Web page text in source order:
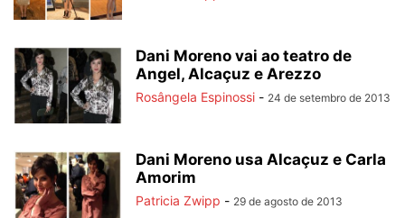
Dani Moreno vai ao teatro de
Angel, Alcaçuz e Arezzo
Rosângela Espinossi - 24 de setembro de 2013
Dani Moreno usa Alcaçuz e Carla
Amorim
Patricia Zwipp - 29 de agosto de 2013